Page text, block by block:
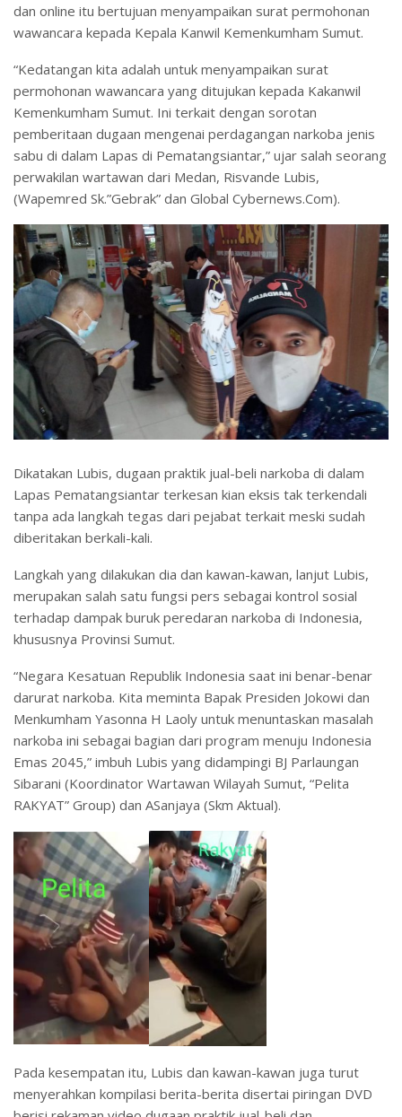
dan online itu bertujuan menyampaikan surat permohonan
wawancara kepada Kepala Kanwil Kemenkumham Sumut.
“Kedatangan kita adalah untuk menyampaikan surat
permohonan wawancara yang ditujukan kepada Kakanwil
Kemenkumham Sumut. Ini terkait dengan sorotan
pemberitaan dugaan mengenai perdagangan narkoba jenis
sabu di dalam Lapas di Pematangsiantar,” ujar salah seorang
perwakilan wartawan dari Medan, Risvande Lubis,
(Wapemred Sk.”Gebrak” dan Global Cybernews.Com).
Dikatakan Lubis, dugaan praktik jual-beli narkoba di dalam
Lapas Pematangsiantar terkesan kian eksis tak terkendali
tanpa ada langkah tegas dari pejabat terkait meski sudah
diberitakan berkali-kali.
Langkah yang dilakukan dia dan kawan-kawan, lanjut Lubis,
merupakan salah satu fungsi pers sebagai kontrol sosial
terhadap dampak buruk peredaran narkoba di Indonesia,
khususnya Provinsi Sumut.
“Negara Kesatuan Republik Indonesia saat ini benar-benar
darurat narkoba. Kita meminta Bapak Presiden Jokowi dan
Menkumham Yasonna H Laoly untuk menuntaskan masalah
narkoba ini sebagai bagian dari program menuju Indonesia
Emas 2045,” imbuh Lubis yang didampingi BJ Parlaungan
Sibarani (Koordinator Wartawan Wilayah Sumut, “Pelita
RAKYAT” Group) dan ASanjaya (Skm Aktual).
Pada kesempatan itu, Lubis dan kawan-kawan juga turut
menyerahkan kompilasi berita-berita disertai piringan DVD